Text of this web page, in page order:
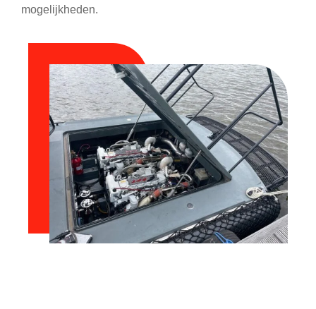
mogelijkheden.